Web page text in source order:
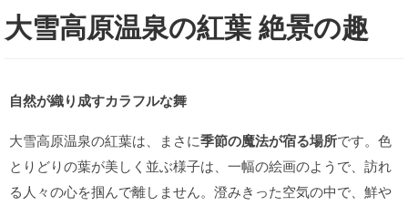
大雪高原温泉の紅葉 絶景の趣
自然が織り成すカラフルな舞
大雪高原温泉の紅葉は、まさに季節の魔法が宿る場所です。色
とりどりの葉が美しく並ぶ様子は、一幅の絵画のようで、訪れ
る人々の心を掴んで離しません。澄みきった空気の中で、鮮や